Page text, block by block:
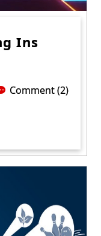
Ins
Comment (2)